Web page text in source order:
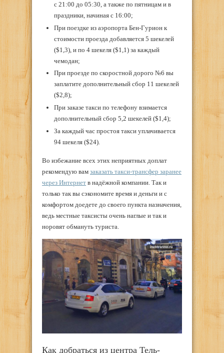
с 21:00 до 05:30, а также по пятницам и в
праздники, начиная с 16:00;
При поездке из аэропорта Бен-Гурион к
стоимости проезда добавляется 5 шекелей
($1,3), и по 4 шекеля ($1,1) за каждый
чемодан;
При проезде по скоростной дорого №6 вы
заплатите дополнительный сбор 11 шекелей
($2,8);
При заказе такси по телефону взимается
дополнительный сбор 5,2 шекелей ($1,4);
За каждый час простоя такси уплачивается
94 шекеля ($24).
Во избежание всех этих неприятных доплат
рекомендую вам заказать такси-трансфер заранее
через Интернет в надёжной компании. Так и
только так вы сэкономите время и деньги и с
комфортом доедете до своего пункта назначения,
ведь местные таксисты очень наглые и так и
норовят обмануть туриста.
Как добраться из центра Тель-